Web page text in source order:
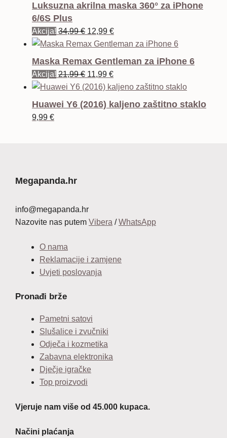
Luksuzna akrilna maska 360° za iPhone
6/6S Plus
Akcija! 34,99€ Izvorna
cijena
12,99 €Trenutna
cijena
je:
Maska Remax Gentleman za iPhone 6
Akcija! 21,99€ Izvorna
cijena
11,99 €Trenutna
cijena
je:
11,99 €.
Huawei Y6 (2016) kaljeno zaštitno staklo
9,99 €
Megapanda.hr
info@megapanda.hr
Nazovite nas putem Vibera / WhatsApp
O nama
Reklamacije i zamjene
Uvjeti poslovanja
Pronađi brže
Pametni satovi
Slušalice i zvučniki
Odječa i kozmetika
Zabavna elektronika
Dječje igračke
Top proizvodi
Vjeruje nam više od 45.000 kupaca.
Načini plaćanja